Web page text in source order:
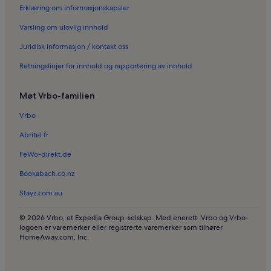
Ferieboliger i Safari Zoo
Ferieboliger i Cala Varques
Ferieboliger i Porto Cristo Novo
Ferieboliger ved stranden i Mallorca
Ferieboliger med basseng i Mallorca
Familievennlige ferieboliger i Mallorca
Erklæring om informasjonskapsler
Varsling om ulovlig innhold
Juridisk informasjon / kontakt oss
Retningslinjer for innhold og rapportering av innhold
Møt Vrbo-familien
Vrbo
Abritel.fr
FeWo-direkt.de
Bookabach.co.nz
Stayz.com.au
© 2026 Vrbo, et Expedia Group-selskap. Med enerett. Vrbo og Vrbo-
logoen er varemerker eller registrerte varemerker som tilhører
HomeAway.com, Inc.